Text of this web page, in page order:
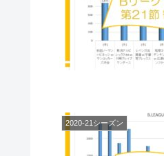
2020-21シーズン